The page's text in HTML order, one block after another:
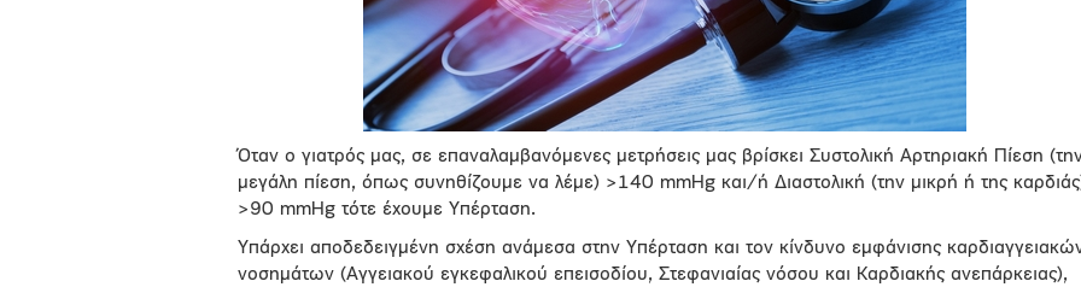
Όταν ο γιατρός μας, σε επαναλαμβανόμενες μετρήσεις μας βρίσκει Συστολική Αρτηριακή Πίεση
μεγάλη πίεση, όπως συνηθίζουμε να λέμε) >140 mmHg και/ή Διαστολική (την μικρή ή της
>90 mmHg τότε έχουμε Υπέρταση.
Υπάρχει αποδεδειγμένη σχέση ανάμεσα στην Υπέρταση και τον κίνδυνο εμφάνισης
νοσημάτων (Αγγειακού εγκεφαλικού επεισοδίου, Στεφανιαίας νόσου και Καρδιακής ανεπάρκειας),